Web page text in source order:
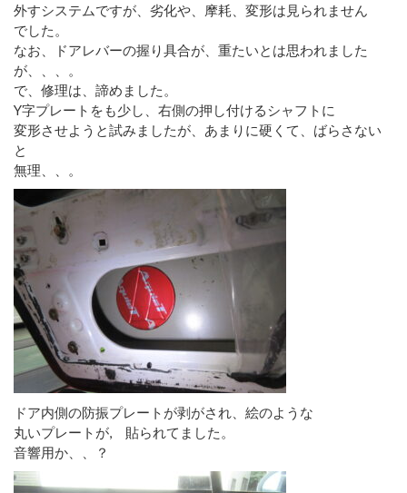
外すシステムですが、劣化や、摩耗、変形は見られません
でした。
なお、ドアレバーの握り具合が、重たいとは思われました
が、、、。
で、修理は、諦めました。
Y字プレートをも少し、右側の押し付けるシャフトに
変形させようと試みましたが、あまりに硬くて、ばらさない
と
無理、、。
ドア内側の防振プレートが剥がされ、絵のような
丸いプレートが, 貼られてました。
音響用か、、？